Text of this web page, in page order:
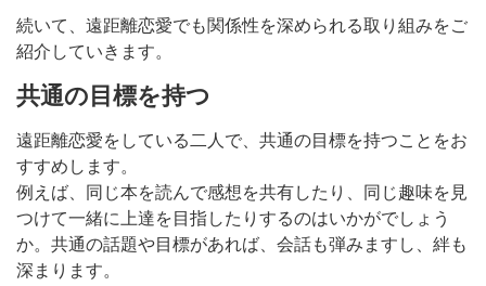
続いて、遠距離恋愛でも関係性を深められる取り組みをご
紹介していきます。
共通の目標を持つ
遠距離恋愛をしている二人で、共通の目標を持つことをお
すすめします。
例えば、同じ本を読んで感想を共有したり、同じ趣味を見
つけて一緒に上達を目指したりするのはいかがでしょう
か。共通の話題や目標があれば、会話も弾みますし、絆も
深まります。